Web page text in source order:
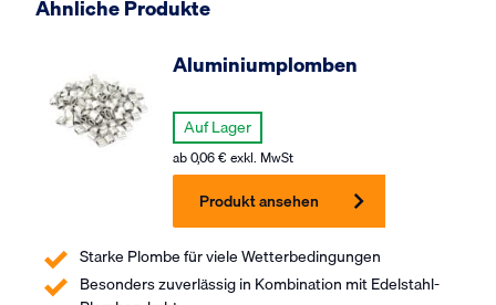
Ähnliche Produkte
Starke Plombe für viele Wetterbedingungen
Besonders zuverlässig in Kombination mit Edelstahl-
Aluminiumplomben
Auf Lager
ab0,06€ exkl. MwSt
Produkt ansehen